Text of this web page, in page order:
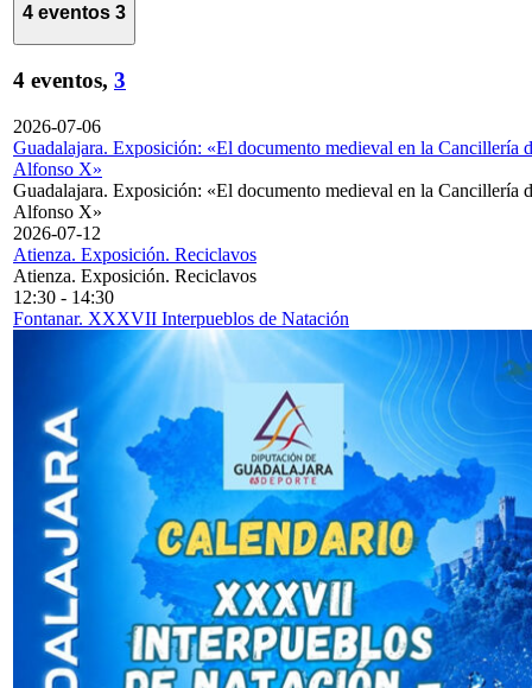
4 eventos 3
4 eventos, 3
2026-07-06
Guadalajara. Exposición: «El documento medieval en la Cancillería
Alfonso X»
Guadalajara. Exposición: «El documento medieval en la Cancillería
Alfonso X»
2026-07-12
Atienza. Exposición. Reciclavos
Atienza. Exposición. Reciclavos
12:30 - 14:30
Fontanar. XXXVII Interpueblos de Natación